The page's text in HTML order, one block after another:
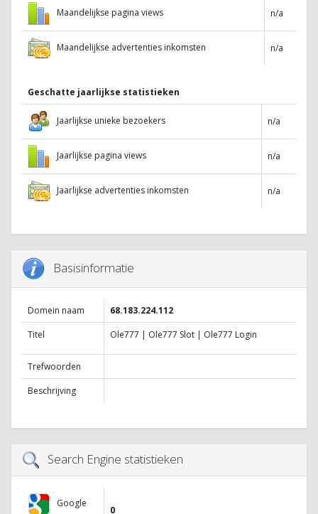
Maandelijkse pagina views n/a
Maandelijkse advertenties inkomsten n/a
Geschatte jaarlijkse statistieken
Jaarlijkse unieke bezoekers n/a
Jaarlijkse pagina views n/a
Jaarlijkse advertenties inkomsten n/a
Basisinformatie
Domein naam
68.183.224.112
Titel
Ole777 | Ole777 Slot | Ole777 Login
Trefwoorden
Beschrijving
Search Engine statistieken
Google
0